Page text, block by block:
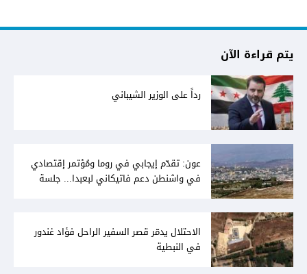
يتم قراءة الآن
رداً على الوزير الشيباني
عون: تقدّم إيجابي في روما ومُؤتمر إقتصادي
في واشنطن دعم فاتيكاني لبعبدا... جلسة
الاحتلال يدمّر قصر السفير الراحل فؤاد غندور
في النبطية